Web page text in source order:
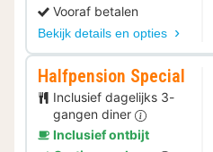
Vooraf betalen
Bekijk details en opties
Halfpension Special
Inclusief dagelijks 3-
gangen diner
Inclusief ontbijt